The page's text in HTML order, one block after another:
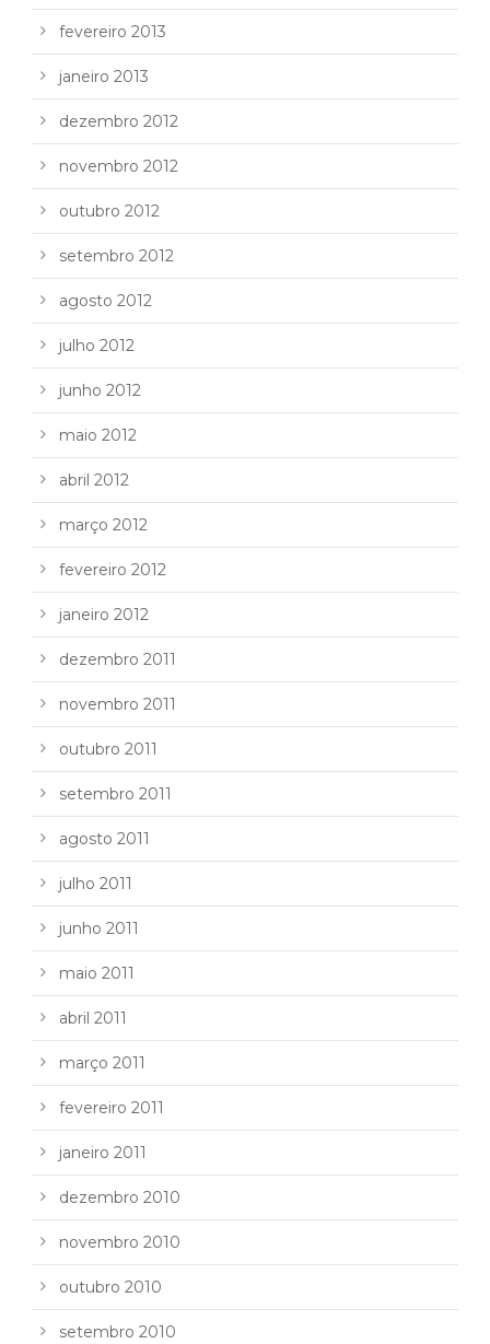
fevereiro 2013
janeiro 2013
dezembro 2012
novembro 2012
outubro 2012
setembro 2012
agosto 2012
julho 2012
junho 2012
maio 2012
abril 2012
março 2012
fevereiro 2012
janeiro 2012
dezembro 2011
novembro 2011
outubro 2011
setembro 2011
agosto 2011
julho 2011
junho 2011
maio 2011
abril 2011
março 2011
fevereiro 2011
janeiro 2011
dezembro 2010
novembro 2010
outubro 2010
setembro 2010